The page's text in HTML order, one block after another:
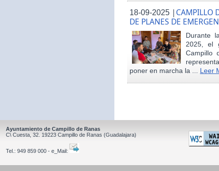
18-09-2025 | CAMPILLO
DE PLANES DE
Durante
2025, el
Campillo
poner en marcha la ... Leer
Ayuntamiento de Campillo de Ranas
C\ Cuesta, 32. 19223 Campillo de Ranas (Guadalajara)
Tel.: 949 859 000 - e_Mail: